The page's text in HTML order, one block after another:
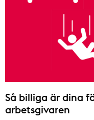
Så billiga är dina
arbetsgivaren